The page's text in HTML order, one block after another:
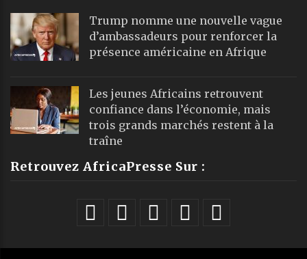
Trump nomme une nouvelle vague
d’ambassadeurs pour renforcer la
présence américaine en Afrique
Les jeunes Africains retrouvent
confiance dans l’économie, mais
trois grands marchés restent à la
traîne
Retrouvez AfricaPresse Sur :